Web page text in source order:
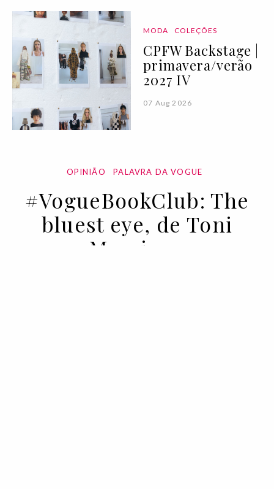
MODA COLEÇÕES
CPFW Backstage |
primavera/verão
2027 IV
07 Aug 2026
OPINIÃO PALAVRA DA VOGUE
#VogueBookClub: The
bluest eye, de Toni
Morrison